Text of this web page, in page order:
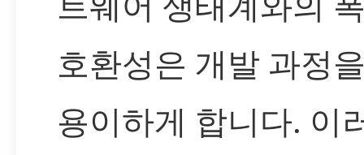
호환성은 개발 과정
용이하게 합니다. 이